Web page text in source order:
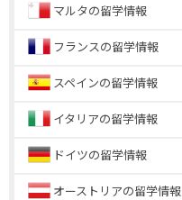
マルタの留学情報
フランスの留学情報
スペインの留学情報
イタリアの留学情報
ドイツの留学情報
オーストリアの留学情報